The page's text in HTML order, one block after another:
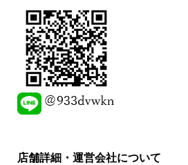
店舗詳細・運営会社について